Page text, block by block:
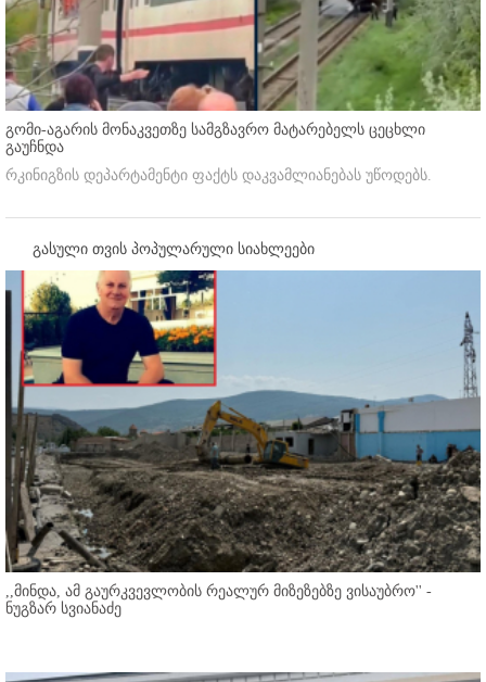
გომი-აგარის მონაკვეთზე სამგზავრო მატარებელს ცეცხლი
გაუჩნდა
რკინიგზის დეპარტამენტი ფაქტს დაკვამლიანებას უწოდებს.
გასული თვის პოპულარული სიახლეები
,,მინდა, ამ გაურკვევლობის რეალურ მიზეზებზე ვისაუბრო'' -
ნუგზარ სვიანაძე